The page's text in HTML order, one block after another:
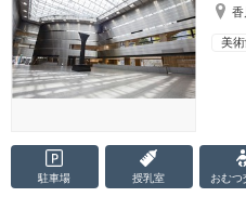
香
美
駐車場 授乳室 おむつ